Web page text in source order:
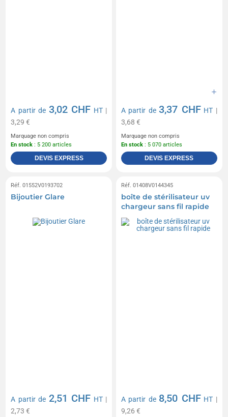
A partir de 3,02 CHF HT|
3,29 €
Marquage non compris
En stock : 5 200 articles
DEVIS EXPRESS
A partir de3,37 CHF HT |
3,68 €
Marquage non compris
En stock : 5 070 articles
DEVIS EXPRESS
Réf. 01552V0193702
Bijoutier Glare
A partir de 2,51 CHF HT|
2,73 €
Réf. 01408V0144345
boîte de stérilisateur uv
chargeur sans fil rapide
A partir de 8,50 CHF HT |
9,26 €